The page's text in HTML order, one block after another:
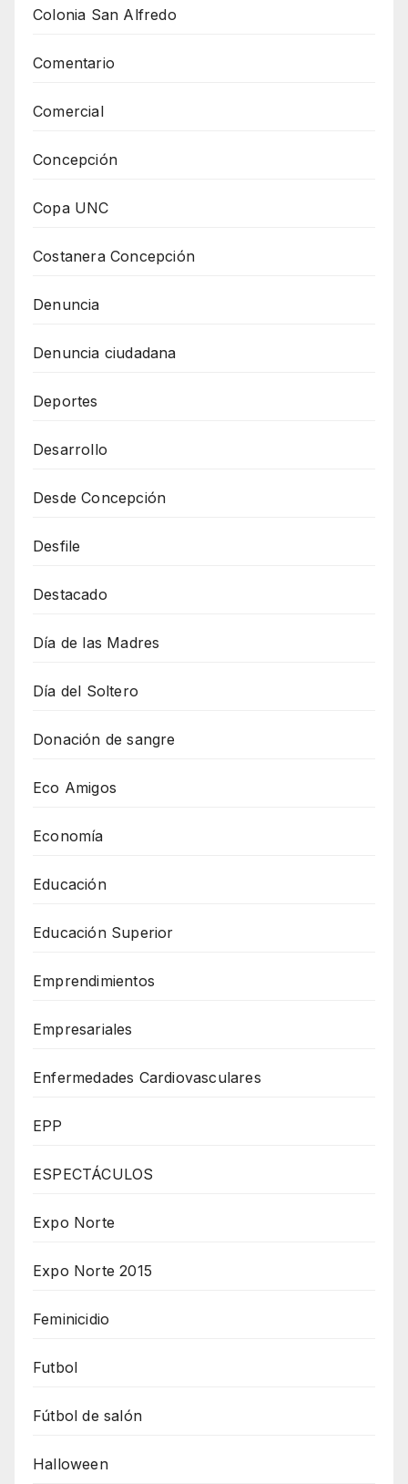
Colonia San Alfredo
Comentario
Comercial
Concepción
Copa UNC
Costanera Concepción
Denuncia
Denuncia ciudadana
Deportes
Desarrollo
Desde Concepción
Desfile
Destacado
Día de las Madres
Día del Soltero
Donación de sangre
Eco Amigos
Economía
Educación
Educación Superior
Emprendimientos
Empresariales
Enfermedades Cardiovasculares
EPP
ESPECTÁCULOS
Expo Norte
Expo Norte 2015
Feminicidio
Futbol
Fútbol de salón
Halloween